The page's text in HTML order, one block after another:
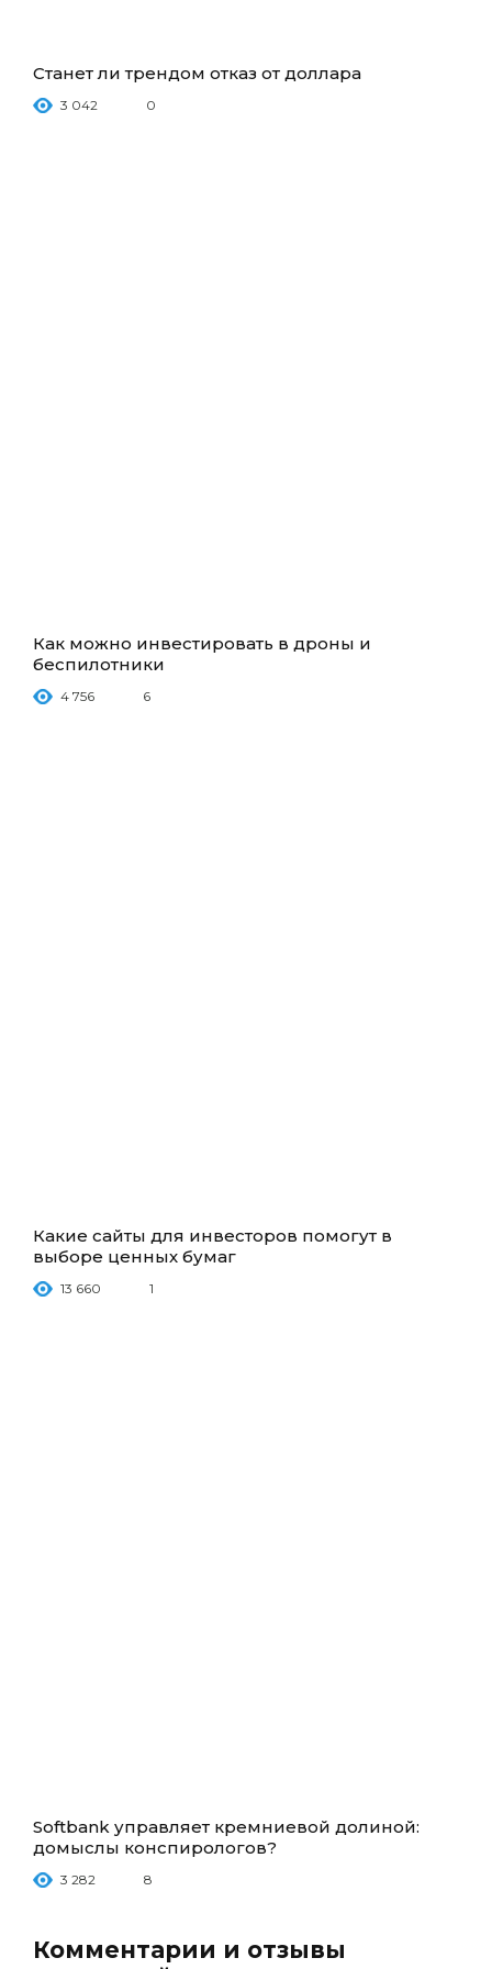
Станет ли трендом отказ от доллара
3 042 0
Как можно инвестировать в дроны и
беспилотники
4 756 6
Какие сайты для инвесторов помогут в
выборе ценных бумаг
13 660 1
Softbank управляет кремниевой долиной:
домыслы конспирологов?
3 282 8
Комментарии и отзывы